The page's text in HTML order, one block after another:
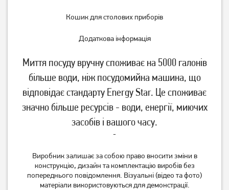
Кошик для столових приборів
Додаткова інформація
Миття посуду вручну споживає на 5000 галонів
більше води, ніж посудомийна машина, що
відповідає стандарту Energy Star. Це споживає
значно більше ресурсів - води, енергії, миючих
засобів і вашого часу.
-
Виробник залишає за собою право вносити зміни в
конструкцію, дизайн та комплектацію виробів без
попереднього повідомлення. Візуальні (відео та фото)
матеріали використовуються для демонстрації.